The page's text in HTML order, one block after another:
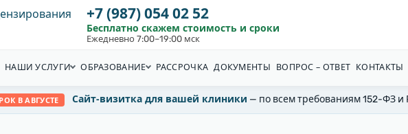
+7 (987) 054 02 52
Бесплатно скажем стоимость и сроки
Ежедневно 7:00–19:00 мск
НАШИ УСЛУГИ ОБРАЗОВАНИЕ РАССРОЧКА ДОКУМЕНТЫ ВОПРОС – ОТВЕТ КОНТАКТЫ
В АВГУСТЕ Сайт-визитка для вашей клиники — по всем требованиям 152-ФЗ